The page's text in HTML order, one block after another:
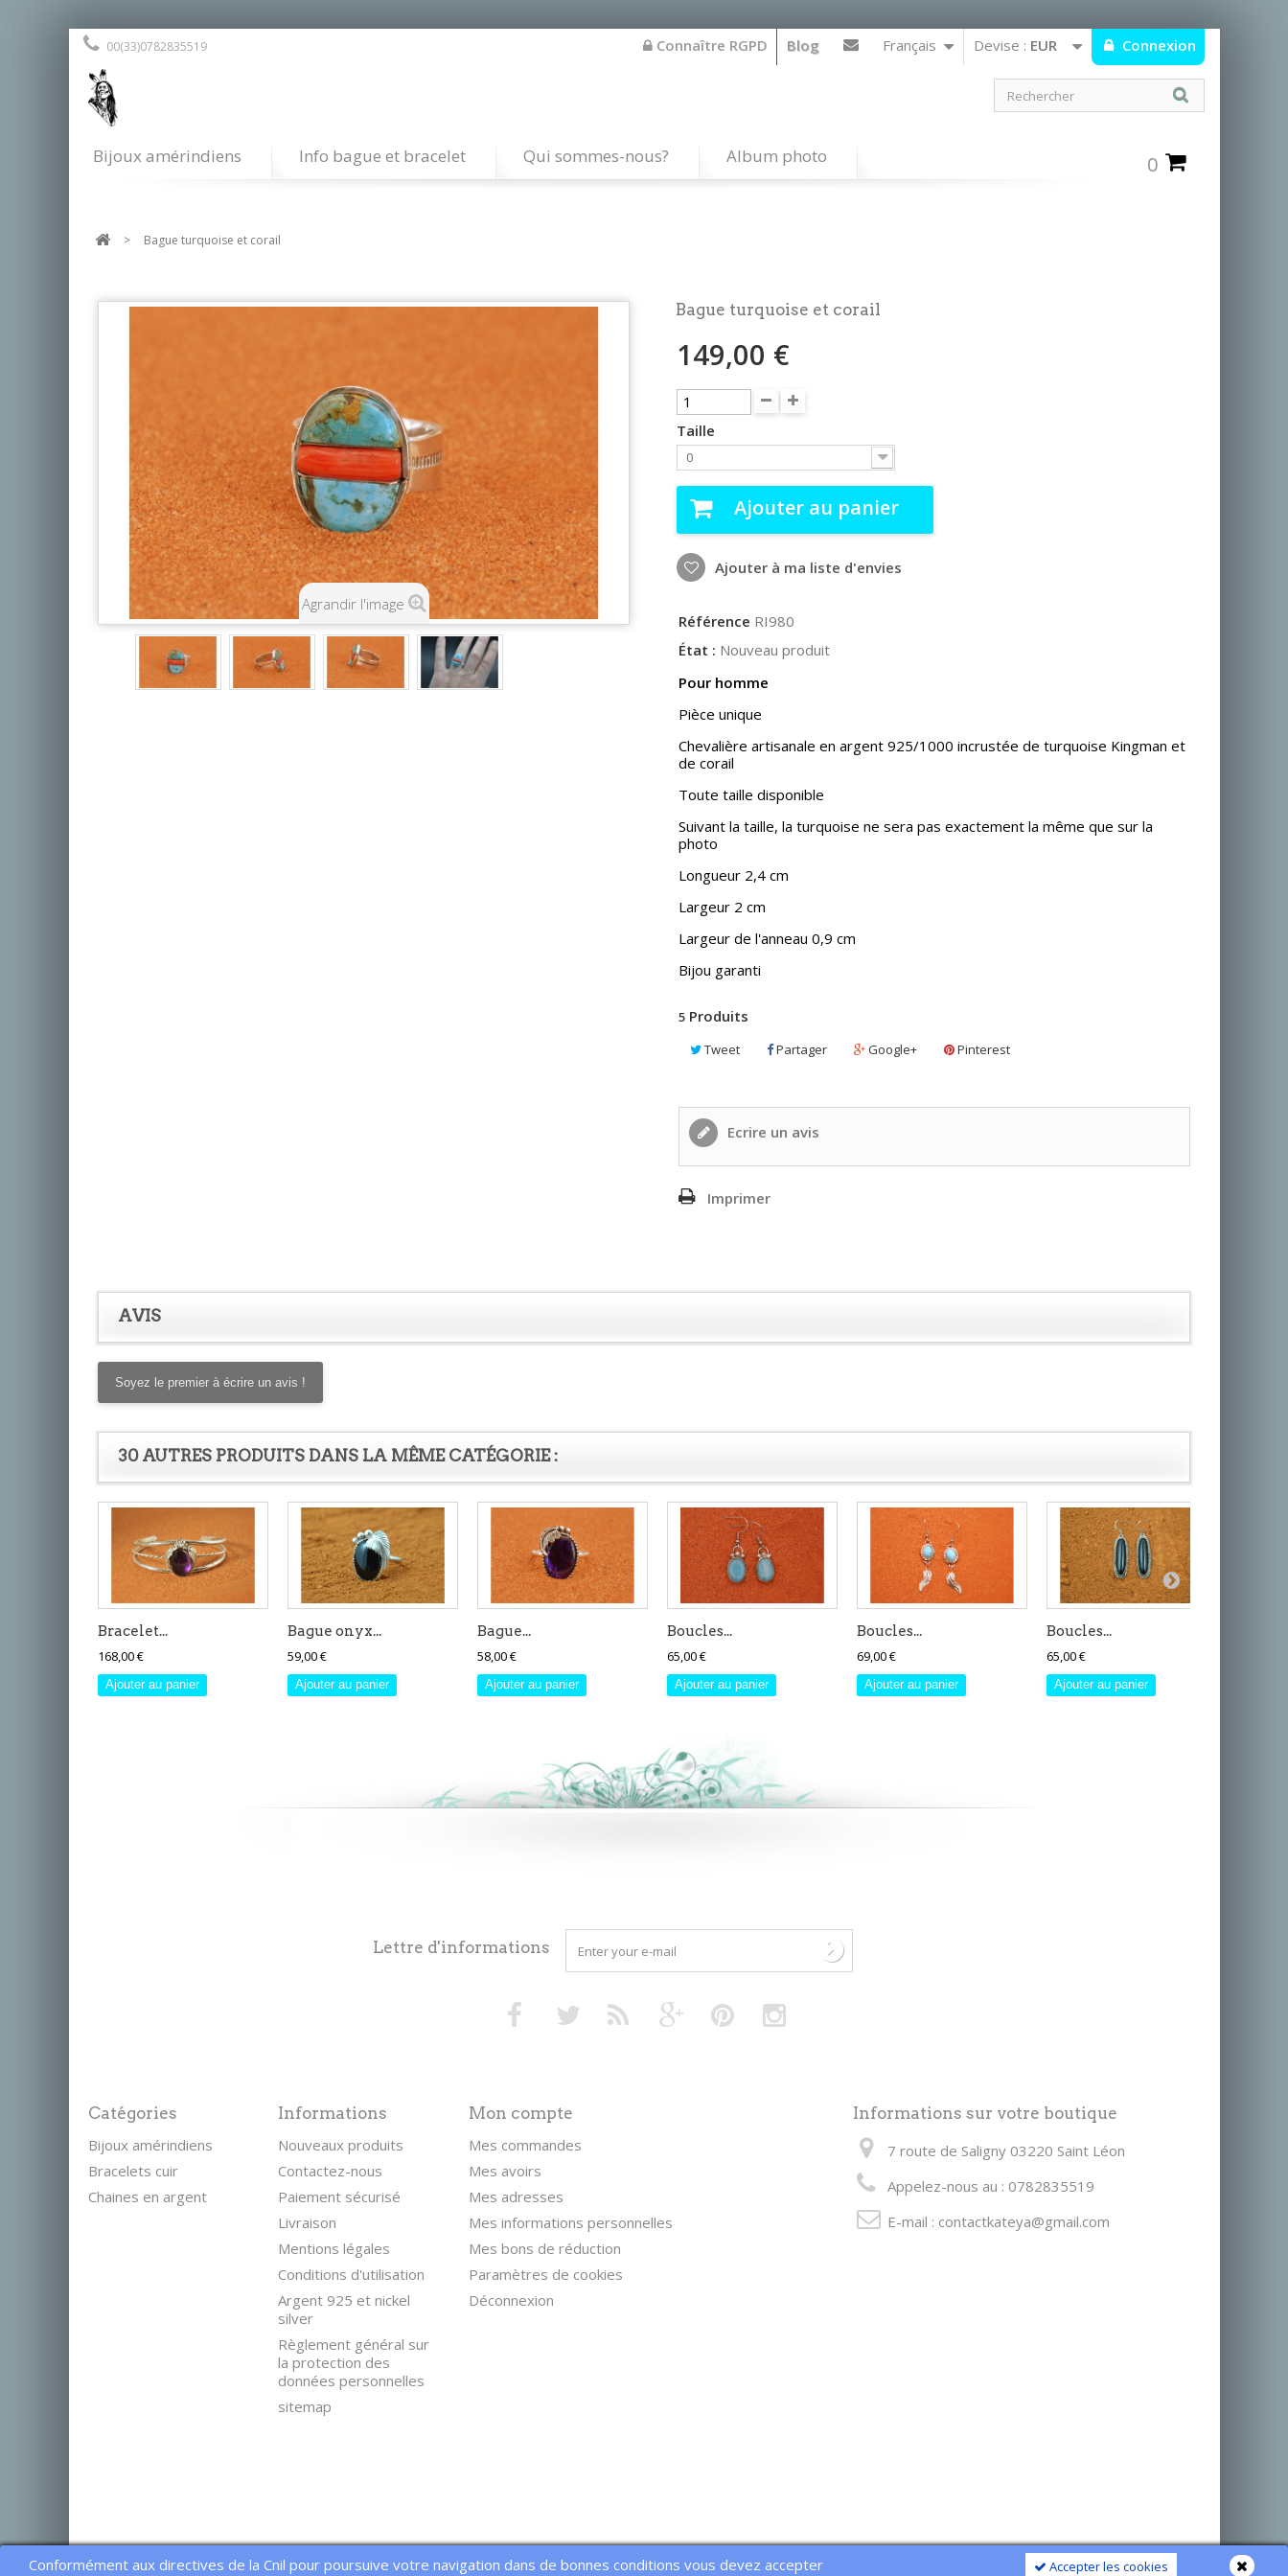
Conformément aux directives de la Cnil pour poursuive votre navigation dans de bonnes conditions vous devez accepter
Accepter les cookies
Connexion
Devise : EUR
Français
00(33)0782835519 Blog
Connaître RGPD
Bijoux amérindiens Info bague et bracelet Qui sommes-nous? Album photo 0
> Bague turquoise et corail
Agrandir l'image
Bague turquoise et corail
149,00 €
Taille
0
Ajouter au panier
Ajouter à ma liste d'envies
Référence RI980
État : Nouveau produit
Pour homme
Pièce unique
Chevalière artisanale en argent 925/1000 incrustée de turquoise Kingman et
de corail
Toute taille disponible
Suivant la taille, la turquoise ne sera pas exactement la même que sur la
photo
Longueur 2,4 cm
Largeur 2 cm
Largeur de l'anneau 0,9 cm
Bijou garanti
5 Produits
Tweet Partager Google+ Pinterest
Ecrire un avis
Imprimer
AVIS
Soyez le premier à écrire un avis !
30 AUTRES PRODUITS DANS LA MÊME CATÉGORIE :
Bracelet...
168,00 €
Ajouter au panier
Bague onyx...
59,00 €
Ajouter au panier
Bague...
58,00 €
Ajouter au panier
Boucles...
65,00 €
Ajouter au panier
Boucles...
69,00 €
Ajouter au panier
Boucles...
65,00 €
Ajouter au panier
Lettre d'informations
Catégories
Bijoux amérindiens
Bracelets cuir
Chaines en argent
Informations
Nouveaux produits
Contactez-nous
Paiement sécurisé
Livraison
Mentions légales
Conditions d'utilisation
Argent 925 et nickel
silver
Règlement général sur
la protection des
données personnelles
sitemap
Mon compte
Mes commandes
Mes avoirs
Mes adresses
Mes informations personnelles
Mes bons de réduction
Paramètres de cookies
Déconnexion
Informations sur votre boutique
7 route de Saligny 03220 Saint Léon
Appelez-nous au : 0782835519
E-mail : contactkateya@gmail.com